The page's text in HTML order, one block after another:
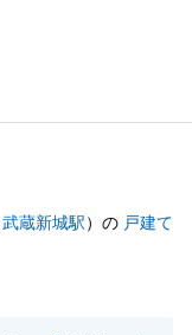
らいつでもご連
武蔵新城駅）の 戸建て